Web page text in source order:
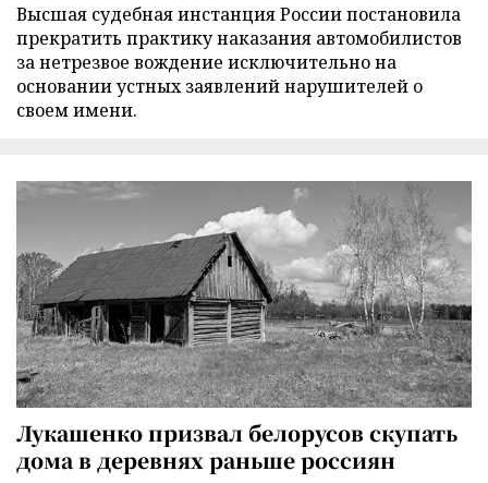
Высшая судебная инстанция России постановила
прекратить практику наказания автомобилистов
за нетрезвое вождение исключительно на
основании устных заявлений нарушителей о
своем имени.
Лукашенко призвал белорусов скупать
дома в деревнях раньше россиян